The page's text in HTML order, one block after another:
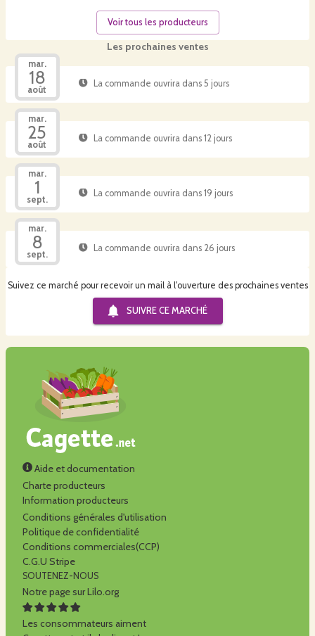
Les prochaines ventes
mar.
18
août
La commande ouvrira dans 5 jours
mar.
25
août
La commande ouvrira dans 12 jours
mar.
1
sept.
La commande ouvrira dans 19 jours
mar.
8
sept.
La commande ouvrira dans 26 jours
Suivez ce marché pour recevoir un mail à l'ouverture des prochaines ventes
SUIVRE CE MARCHÉ
Voir tous les producteurs
Aide et documentation
Charte producteurs
Information producteurs
Conditions générales d'utilisation
Politique de confidentialité
Conditions commerciales(CCP)
C.G.U Stripe
SOUTENEZ-NOUS
Notre page sur Lilo.org
Les consommateurs aiment